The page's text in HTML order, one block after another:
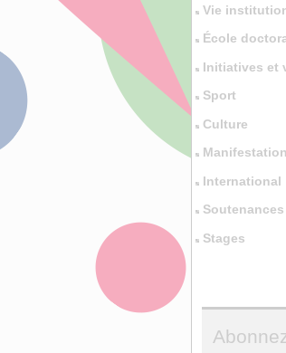
Vie
École
Initiatives et
Sport
Culture
International
Stages